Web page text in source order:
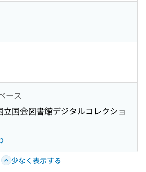
ース
立国会図書館デジタルコレクショ
少なく表示する